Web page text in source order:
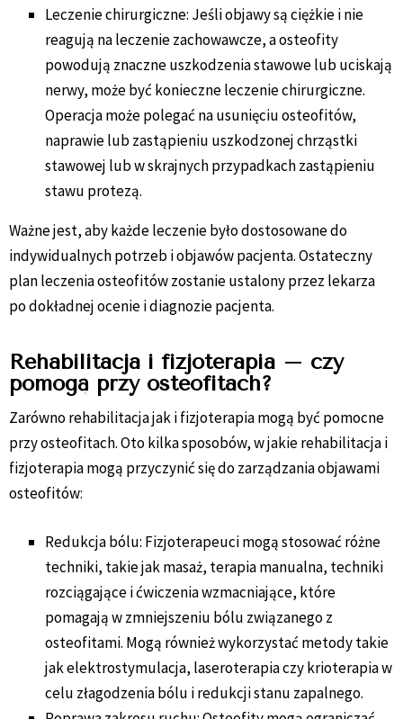
Leczenie chirurgiczne: Jeśli objawy są ciężkie i nie
reagują na leczenie zachowawcze, a osteofity
powodują znaczne uszkodzenia stawowe lub uciskają
nerwy, może być konieczne leczenie chirurgiczne.
Operacja może polegać na usunięciu osteofitów,
naprawie lub zastąpieniu uszkodzonej chrząstki
stawowej lub w skrajnych przypadkach zastąpieniu
stawu protezą.
Ważne jest, aby każde leczenie było dostosowane do
indywidualnych potrzeb i objawów pacjenta. Ostateczny
plan leczenia osteofitów zostanie ustalony przez lekarza
po dokładnej ocenie i diagnozie pacjenta.
Rehabilitacja i fizjoterapia – czy
pomogą przy osteofitach?
Zarówno rehabilitacja jak i fizjoterapia mogą być pomocne
przy osteofitach. Oto kilka sposobów, w jakie rehabilitacja i
fizjoterapia mogą przyczynić się do zarządzania objawami
osteofitów:
Redukcja bólu: Fizjoterapeuci mogą stosować różne
techniki, takie jak masaż, terapia manualna, techniki
rozciągające i ćwiczenia wzmacniające, które
pomagają w zmniejszeniu bólu związanego z
osteofitami. Mogą również wykorzystać metody takie
jak elektrostymulacja, laseroterapia czy krioterapia w
celu złagodzenia bólu i redukcji stanu zapalnego.